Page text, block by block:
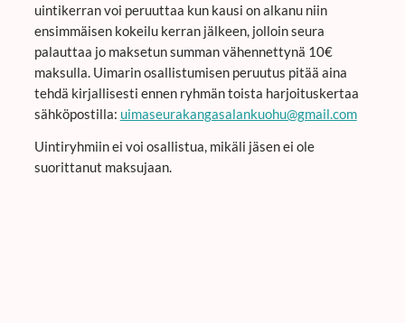
uintikerran voi peruuttaa kun kausi on alkanu niin
ensimmäisen kokeilu kerran jälkeen, jolloin seura
palauttaa jo maksetun summan vähennettynä 10€
maksulla. Uimarin osallistumisen peruutus pitää aina
tehdä kirjallisesti ennen ryhmän toista harjoituskertaa
sähköpostilla: uimaseurakangasalankuohu@gmail.com
Uintiryhmiin ei voi osallistua, mikäli jäsen ei ole
suorittanut maksujaan.